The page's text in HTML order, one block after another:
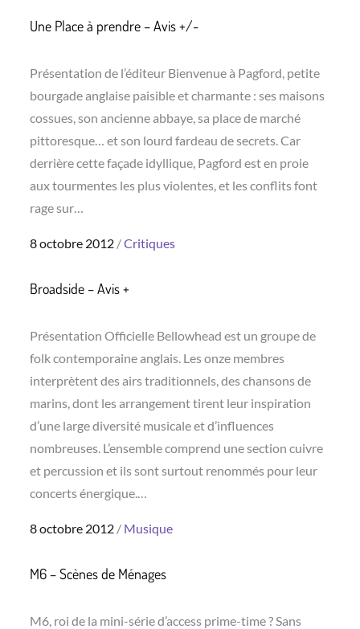
Une Place à prendre – Avis +/-
Présentation de l’éditeur Bienvenue à Pagford, petite
bourgade anglaise paisible et charmante : ses maisons
cossues, son ancienne abbaye, sa place de marché
pittoresque… et son lourd fardeau de secrets. Car
derrière cette façade idyllique, Pagford est en proie
aux tourmentes les plus violentes, et les conflits font
rage sur…
Posted
8 octobre 2012 Critiques
Broadside – Avis +
Présentation Officielle Bellowhead est un groupe de
folk contemporaine anglais. Les onze membres
interprètent des airs traditionnels, des chansons de
marins, dont les arrangement tirent leur inspiration
d’une large diversité musicale et d’influences
nombreuses. L’ensemble comprend une section cuivre
et percussion et ils sont surtout renommés pour leur
concerts énergique.…
Posted
8 octobre 2012 Musique
M6 – Scènes de Ménages
M6, roi de la mini-série d’access prime-time ? Sans